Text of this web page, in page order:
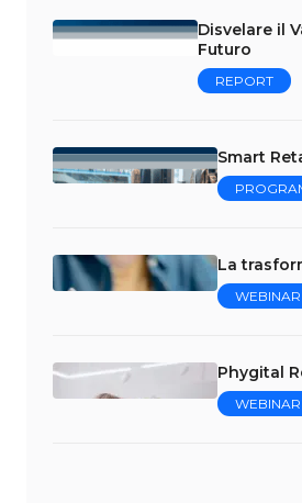
Disvelare il
Futuro
REPORT
Smart
La
WEBINAR
Phygital
WEBINAR